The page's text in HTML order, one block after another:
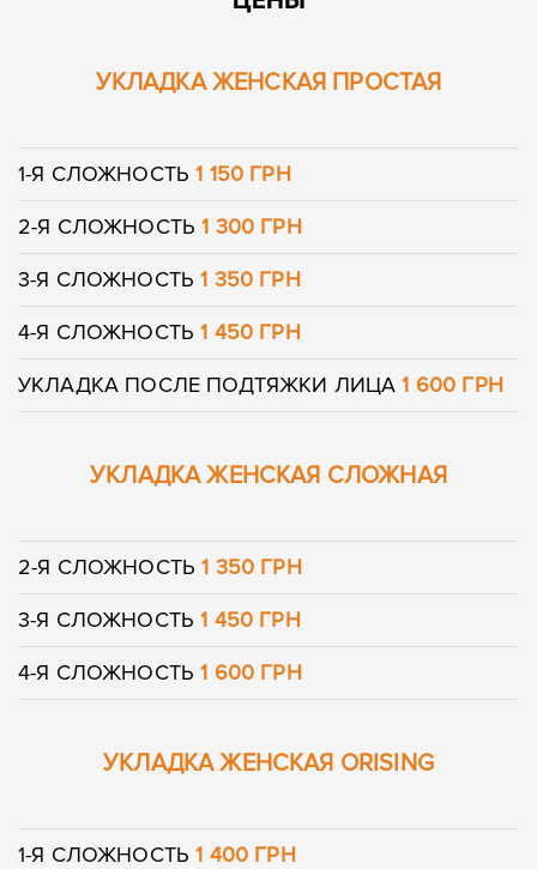
УКЛАДКА ЖЕНСКАЯ ПРОСТАЯ
1-Я СЛОЖНОСТЬ1 150 ГРН
2-Я СЛОЖНОСТЬ1 300 ГРН
3-Я СЛОЖНОСТЬ1 350 ГРН
4-Я СЛОЖНОСТЬ1 450 ГРН
УКЛАДКА ПОСЛЕ ПОДТЯЖКИ ЛИЦА1 600 ГРН
УКЛАДКА ЖЕНСКАЯ СЛОЖНАЯ
2-Я СЛОЖНОСТЬ1 350 ГРН
3-Я СЛОЖНОСТЬ 1 450 ГРН
4-Я СЛОЖНОСТЬ1 600 ГРН
УКЛАДКА ЖЕНСКАЯ ORISING
1-Я СЛОЖНОСТЬ 1 400 ГРН